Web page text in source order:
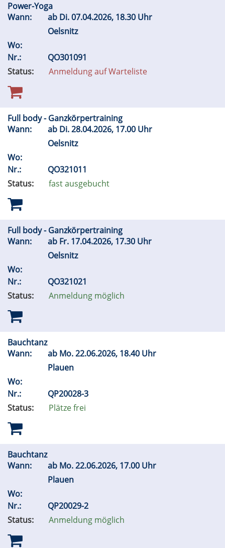
Power-Yoga
Wann:
ab Di.07.04.2026, 18.30 Uhr
Oelsnitz
Wo:
Nr.:
QO301091
Status:
Anmeldung auf Warteliste
Full body - Ganzkörpertraining
Wann:
ab Di.28.04.2026, 17.00 Uhr
Oelsnitz
Wo:
Nr.:
QO321011
Status:
fast ausgebucht
Full body - Ganzkörpertraining
Wann:
ab Fr. 17.04.2026, 17.30 Uhr
Oelsnitz
Wo:
Nr.:
QO321021
Status:
Anmeldung möglich
Bauchtanz
Wann:
ab Mo.22.06.2026, 18.40 Uhr
Plauen
Wo:
Nr.:
QP20028-3
Status:
Plätze frei
Bauchtanz
Wann:
ab Mo.22.06.2026, 17.00 Uhr
Plauen
Wo:
Nr.:
QP20029-2
Status:
Anmeldung möglich